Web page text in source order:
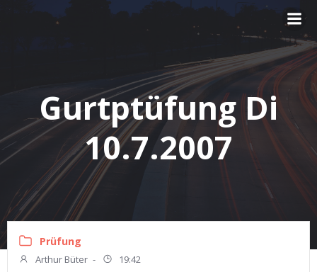
Zum
Gurtptüfung Di
10.7.2007
Prüfung
Arthur Büter - 19:42